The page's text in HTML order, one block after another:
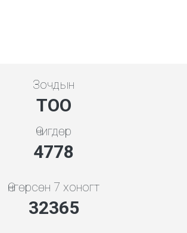
Зочдын
ТОО
Өчигдөр
5119
Өнгөрсөн 7 хоногт
34677